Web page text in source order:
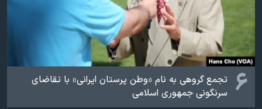
۶ تجمع گروهی به نام «وطن پرستان ایرانی» با تقاضای
سرنگونی جمهوری اسلامی